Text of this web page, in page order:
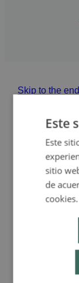
Skip to the
Este
Este
sitio
de
cookies.